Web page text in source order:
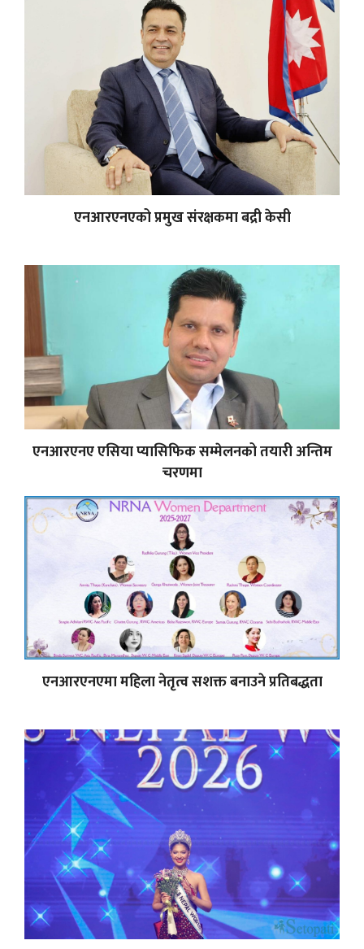
एनआरएनएको प्रमुख संरक्षकमा बद्री केसी
एनआरएनए एसिया प्यासिफिक सम्मेलनको तयारी अन्तिम
चरणमा
एनआरएनएमा महिला नेतृत्व सशक्त बनाउने प्रतिबद्धता